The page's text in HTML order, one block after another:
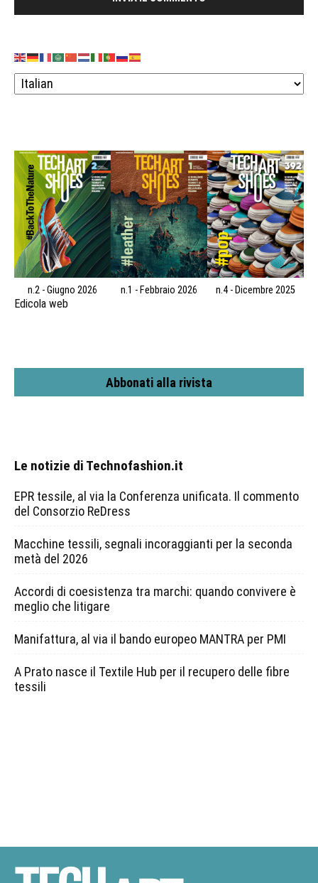
n.2 - Giugno 2026 n.1 - Febbraio 2026 n.4 - Dicembre 2025
Edicola web
Abbonati alla rivista
Le notizie di Technofashion.it
EPR tessile, al via la Conferenza unificata. Il commento
del Consorzio ReDress
Macchine tessili, segnali incoraggianti per la seconda
metà del 2026
Accordi di coesistenza tra marchi: quando convivere è
meglio che litigare
Manifattura, al via il bando europeo MANTRA per PMI
A Prato nasce il Textile Hub per il recupero delle fibre
tessili